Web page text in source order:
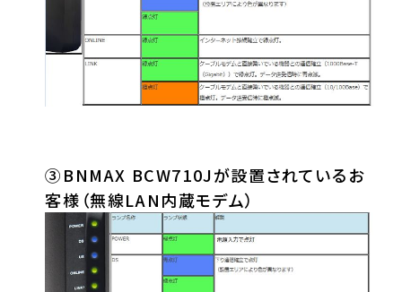
③BNMAX BCW710Jが設置されているお
客様（無線LAN内蔵モデム）